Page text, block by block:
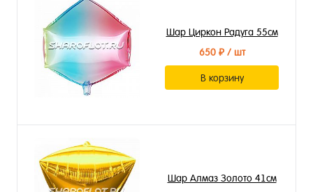
Шар Циркон Радуга 55см
650 ₽/ шт
В корзину
Шар Алмаз Золото 41см